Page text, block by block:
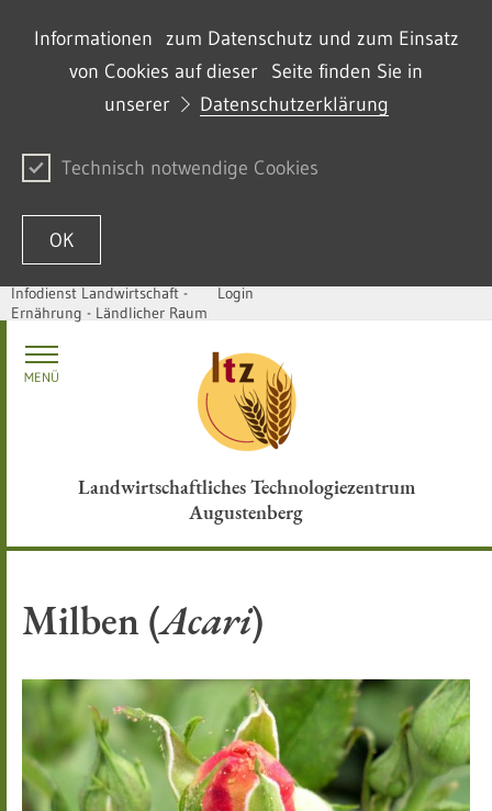
Informationen zum Datenschutz und zum Einsatz
von Cookies auf dieser Seite finden Sie in
unserer
Datenschutzerklärung
Technisch notwendige Cookies
OK
Skip to content
Infodienst Landwirtschaft -
Ernährung - Ländlicher Raum
Login
Landwirtschaftliches Technologiezentrum
Augustenberg
MENÜ
Milben (Acari)